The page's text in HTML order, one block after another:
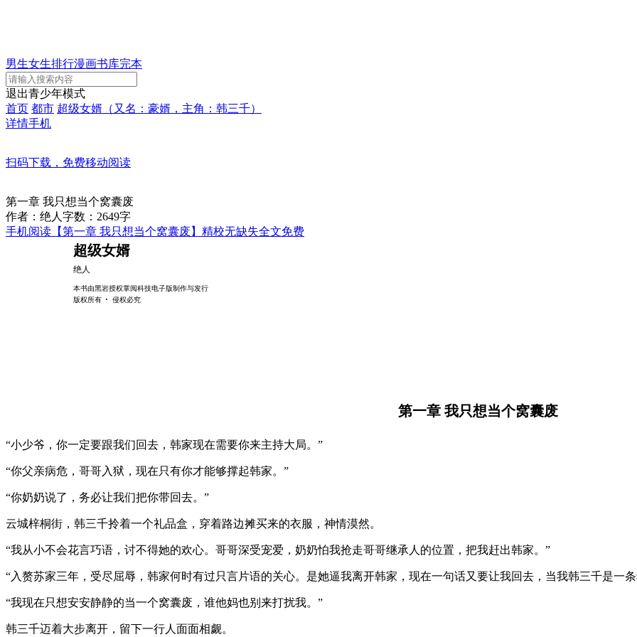
男生女生排行漫画书库完本
退出青少年模式
首页 都市 超级女婿（又名：豪婿，主角：韩三千）
详情手机
扫码下载，免费移动阅读
第一章 我只想当个窝囊废
作者：绝人 字数：2649字
手机阅读【第一章 我只想当个窝囊废】精校无缺失全文免费
超级女婿
绝人
本书由黑岩授权掌阅科技电子版制作与发行
版权所有 · 侵权必究
第一章 我只想当个窝囊废
“小少爷，你一定要跟我们回去，韩家现在需要你来主持大局。”
“你父亲病危，哥哥入狱，现在只有你才能够撑起韩家。”
“你奶奶说了，务必让我们把你带回去。”
云城梓桐街，韩三千拎着一个礼品盒，穿着路边摊买来的衣服，神情漠然。
“我从小不会花言巧语，讨不得她的欢心。哥哥深受宠爱，奶奶怕我抢走哥哥继承人的位置，把我赶出韩家。”
“入赘苏家三年，受尽屈辱，韩家何时有过只言片语的关心。是她逼我离开韩家，现在一句话又要让我回去，当我韩三千是一
“我现在只想安安静静的当一个窝囊废，谁他妈也别来打扰我。”
韩三千迈着大步离开，留下一行人面面相觑。